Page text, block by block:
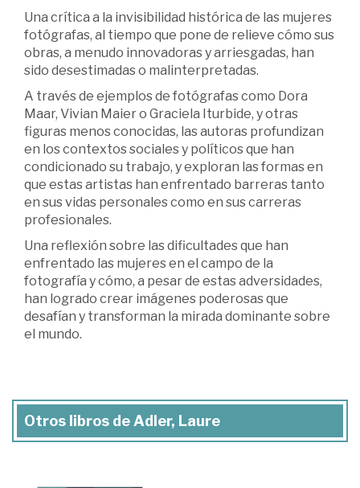
Una crítica a la invisibilidad histórica de las mujeres
fotógrafas, al tiempo que pone de relieve cómo sus
obras, a menudo innovadoras y arriesgadas, han
sido desestimadas o malinterpretadas.
A través de ejemplos de fotógrafas como Dora
Maar, Vivian Maier o Graciela Iturbide, y otras
figuras menos conocidas, las autoras profundizan
en los contextos sociales y políticos que han
condicionado su trabajo, y exploran las formas en
que estas artistas han enfrentado barreras tanto
en sus vidas personales como en sus carreras
profesionales.
Una reflexión sobre las dificultades que han
enfrentado las mujeres en el campo de la
fotografía y cómo, a pesar de estas adversidades,
han logrado crear imágenes poderosas que
desafían y transforman la mirada dominante sobre
el mundo.
Otros libros de Adler, Laure